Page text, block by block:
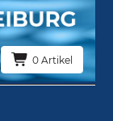
0 Artikel